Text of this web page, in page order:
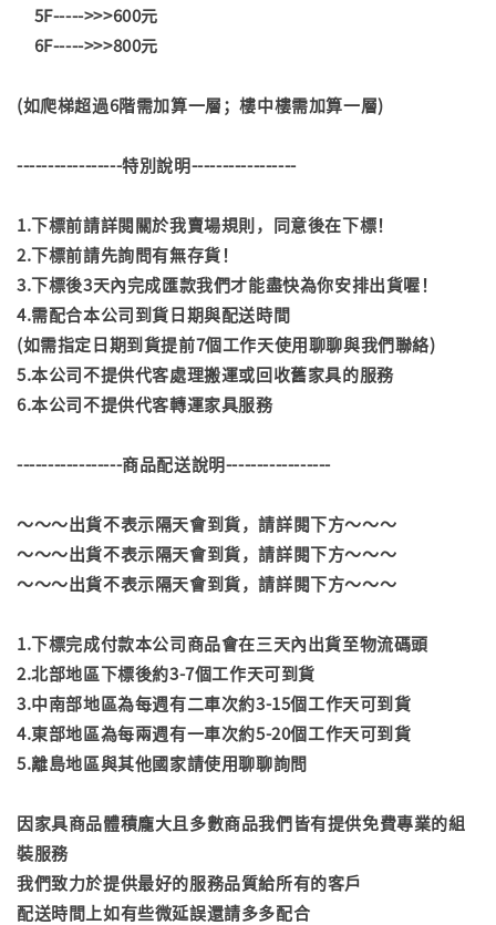
5F----->>>600元
6F----->>>800元
(如爬梯超過6階需加算一層；樓中樓需加算一層)
-----------------特別說明-----------------
1.下標前請詳閱關於我賣場規則，同意後在下標！
2.下標前請先詢問有無存貨！
3.下標後3天內完成匯款我們才能盡快為你安排出貨喔！
4.需配合本公司到貨日期與配送時間
(如需指定日期到貨提前7個工作天使用聊聊與我們聯絡)
5.本公司不提供代客處理搬運或回收舊家具的服務
6.本公司不提供代客轉運家具服務
-----------------商品配送說明-----------------
～～～出貨不表示隔天會到貨，請詳閱下方～～～
～～～出貨不表示隔天會到貨，請詳閱下方～～～
～～～出貨不表示隔天會到貨，請詳閱下方～～～
1.下標完成付款本公司商品會在三天內出貨至物流碼頭
2.北部地區下標後約3-7個工作天可到貨
3.中南部地區為每週有二車次約3-15個工作天可到貨
4.東部地區為每兩週有一車次約5-20個工作天可到貨
5.離島地區與其他國家請使用聊聊詢問
因家具商品體積龐大且多數商品我們皆有提供免費專業的組
裝服務
我們致力於提供最好的服務品質給所有的客戶
配送時間上如有些微延誤還請多多配合